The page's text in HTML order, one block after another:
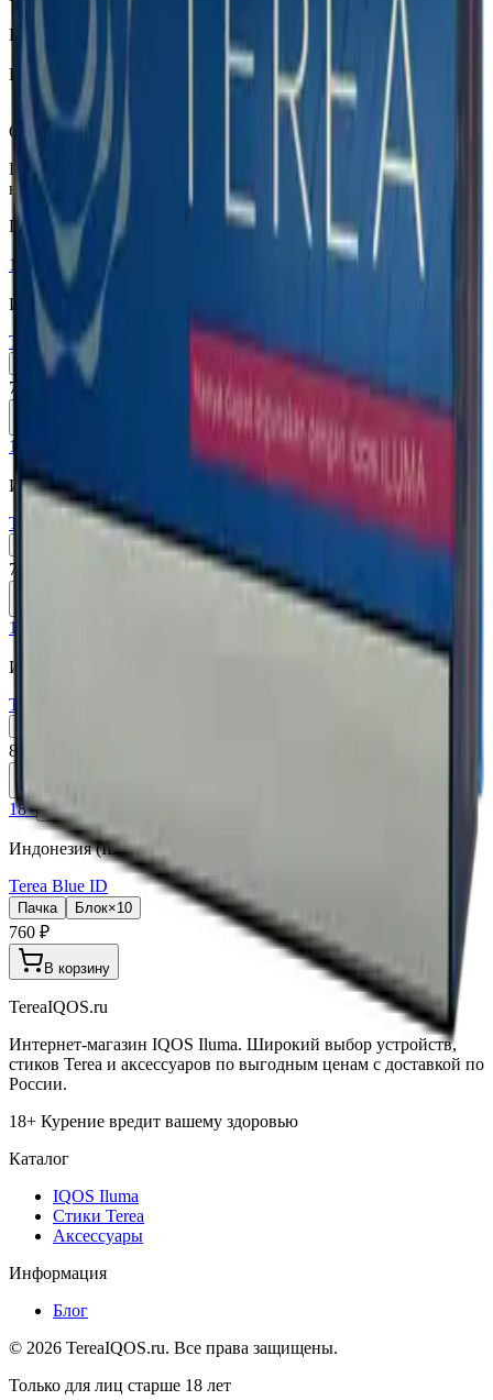
Капсула
Есть
Вкусы
Фруктовый вкус, Экзотические
Описание
Глубокий охлаждающий ментол с нотами малины при
нажатии капсулы. Стики имеют сладкий фильтр!
Похожие товары
18+ Мне исполнилось 18 лет
Индонезия (ID)
Terea Green ID
Пачка Блок×10
760 ₽
18+ Мне исполнилось 18 лет
Индонезия (ID)
Terea Black Green ID
760 ₽
18+
Индонезия (ID)
Terea Apricity ID
810 ₽
18+ Мне исполнилось 18 лет
Индонезия (ID)
Terea Blue ID
Пачка Блок×10
760 ₽
В корзину
TereaIQOS.ru
Интернет-магазин IQOS Iluma. Широкий выбор устройств,
стиков Terea и аксессуаров по выгодным ценам с доставкой по
России.
18+ Курение вредит вашему здоровью
Каталог
IQOS Iluma
Стики Terea
Аксессуары
Информация
Блог
© 2026 TereaIQOS.ru. Все права защищены.
Только для лиц старше 18 лет